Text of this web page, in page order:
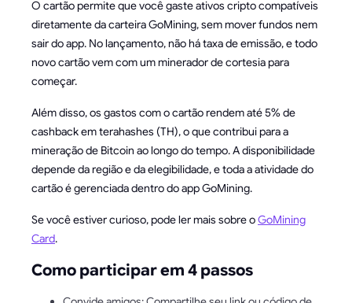
O cartão permite que você gaste ativos cripto compatíveis
diretamente da carteira GoMining, sem mover fundos nem
sair do app. No lançamento, não há taxa de emissão, e todo
novo cartão vem com um minerador de cortesia para
começar.
Além disso, os gastos com o cartão rendem até 5% de
cashback em terahashes (TH), o que contribui para a
mineração de Bitcoin ao longo do tempo. A disponibilidade
depende da região e da elegibilidade, e toda a atividade do
cartão é gerenciada dentro do app GoMining.
Se você estiver curioso, pode ler mais sobre oGoMining
Card.
Como participar em 4 passos